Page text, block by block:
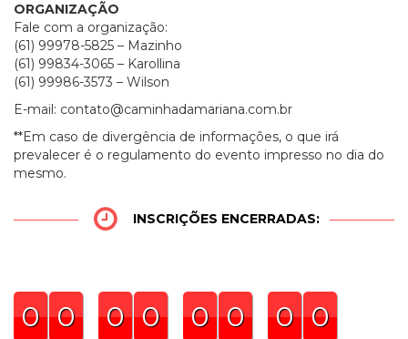
ORGANIZAÇÃO
Fale com a organização:
(61) 99978-5825 – Mazinho
(61) 99834-3065 – Karollina
(61) 99986-3573 – Wilson
E-mail: contato@caminhadamariana.com.br
**Em caso de divergência de informações, o que irá
prevalecer é o regulamento do evento impresso no dia do
mesmo.
INSCRIÇÕES ENCERRADAS:
0 0 0 0 0 0 0 0